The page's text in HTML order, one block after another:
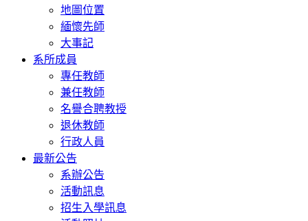
地圖位置
緬懷先師
大事記
系所成員
專任教師
兼任教師
名譽合聘教授
退休教師
行政人員
最新公告
系辦公告
活動訊息
招生入學訊息